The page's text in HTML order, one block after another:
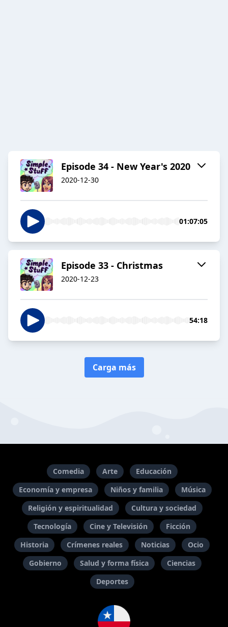
Episode 34 - New Year's 2020
2020-12-30
01:07:05
Episode 33 - Christmas
2020-12-23
54:18
Carga más
Comedia Arte
Educación
Economía y empresa
Niños y familia
Música
Religión y espiritualidad
Cultura y sociedad
Tecnología
Cine y Televisión
Ficción
Historia
Crímenes reales Noticias
Ocio
Gobierno
Salud y forma física
Ciencias
Deportes